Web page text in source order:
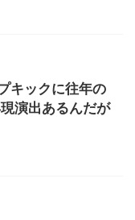
キックに往年の
演出あるんだが